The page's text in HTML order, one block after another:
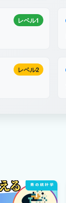
レベル1
レベル2